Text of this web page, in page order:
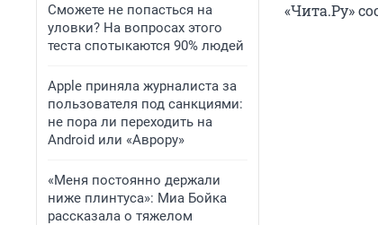
Сможете не попасться на
уловки? На вопросах этого
теста спотыкаются 90% людей
Apple приняла журналиста за
пользователя под санкциями:
не пора ли переходить на
Android или «Аврору»
«Меня постоянно держали
ниже плинтуса»: Миа Бойка
рассказала о тяжелом
«Чита.Ру»